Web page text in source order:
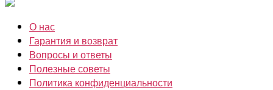
О нас
Гарантия и возврат
Вопросы и ответы
Полезные советы
Политика конфиденциальности